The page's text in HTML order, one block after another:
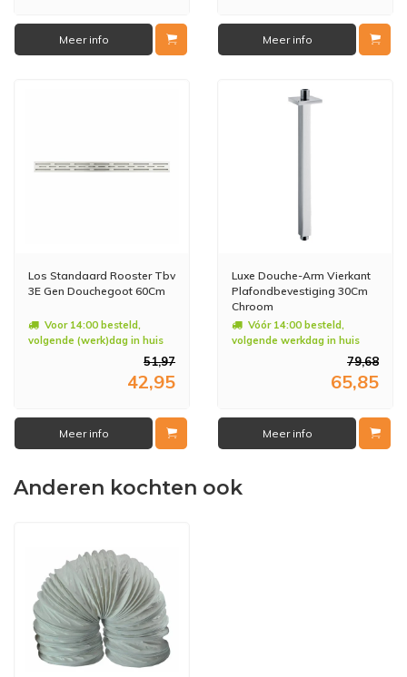
Meer info Meer info
Los Standaard Rooster Tbv
3E Gen Douchegoot 60Cm
Voor 14:00 besteld,
volgende (werk)dag in huis
51,97
42,95
Meer info
Luxe Douche-Arm Vierkant
Plafondbevestiging 30Cm
Chroom
Vóór 14:00 besteld,
volgende werkdag in huis
79,68
65,85
Meer info
Anderen kochten ook